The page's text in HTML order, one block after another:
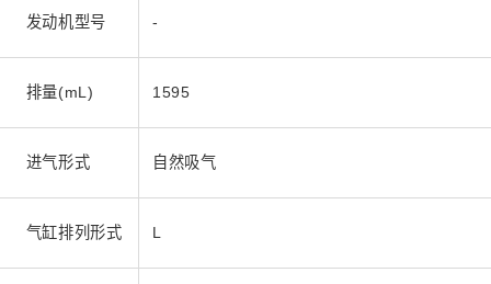
发动机型号 -
排量(mL) 1595
进气形式 自然吸气
气缸排列形式 L